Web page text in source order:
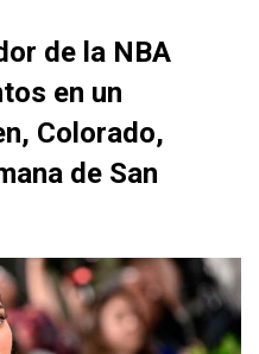
de la NBA
en un
Colorado,
de San